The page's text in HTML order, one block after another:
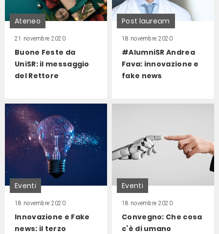
Ateneo
21 novembre 2020
Buone Feste da
UniSR: il messaggio
del Rettore
Post lauream
18 novembre 2020
#AlumniSR Andrea
Fava: innovazione e
fake news
Eventi
18 novembre 2020
Innovazione e Fake
news: il terzo
Eventi
18 novembre 2020
Convegno: Che cosa
c’è di umano